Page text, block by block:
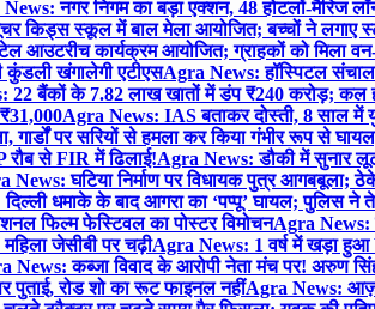
नगर निगम का बड़ा एक्शन, 48 होटलों-मैरिज
किड्स स्कूल में बाल मेला आयोजित; बच्चों ने लगाए
आउटरीच कार्यक्रम आयोजित; ग्राहकों को मिला
खंगालेगी एटीएसAgra News: हॉस्पिटल
22 बैंकों के 7.82 लाख खातों में डंप ₹240 करोड़; कल
Agra News: IAS बताकर दोस्ती, 8 साल में
गार्डों पर सरियों से हमला कर किया गंभीर रूप से
से FIR में ढिलाई!Agra News: डौकी में सुनार
News: घटिया निर्माण पर विधायक पुत्र आगबबूला;
धमाके के बाद आगरा का ‘पप्पू’ घायल; पुलिस ने
फिल्म फेस्टिवल का पोस्टर विमोचनAgra News:
जेसीबी पर चढ़ीAgra News: 1 वर्ष में खड़ा हुआ
News: कब्जा विवाद के आरोपी नेता मंच पर! अरुण
पुताई, रोड शो का रूट फाइनल नहींAgra News: